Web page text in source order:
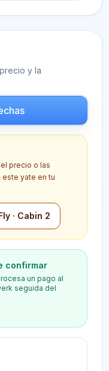
y la
precio o las
yate en tu
· Cabin 2
confirmar
un pago al
seguida del